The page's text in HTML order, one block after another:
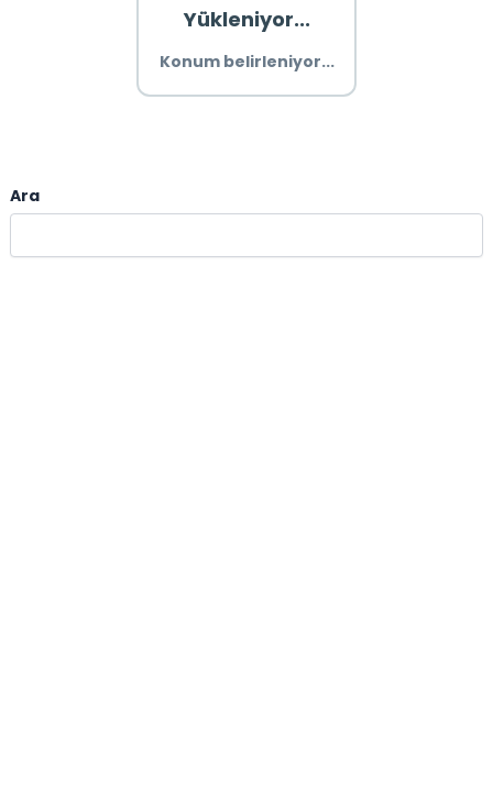
Yükleniyor...
Konum belirleniyor...
Ara